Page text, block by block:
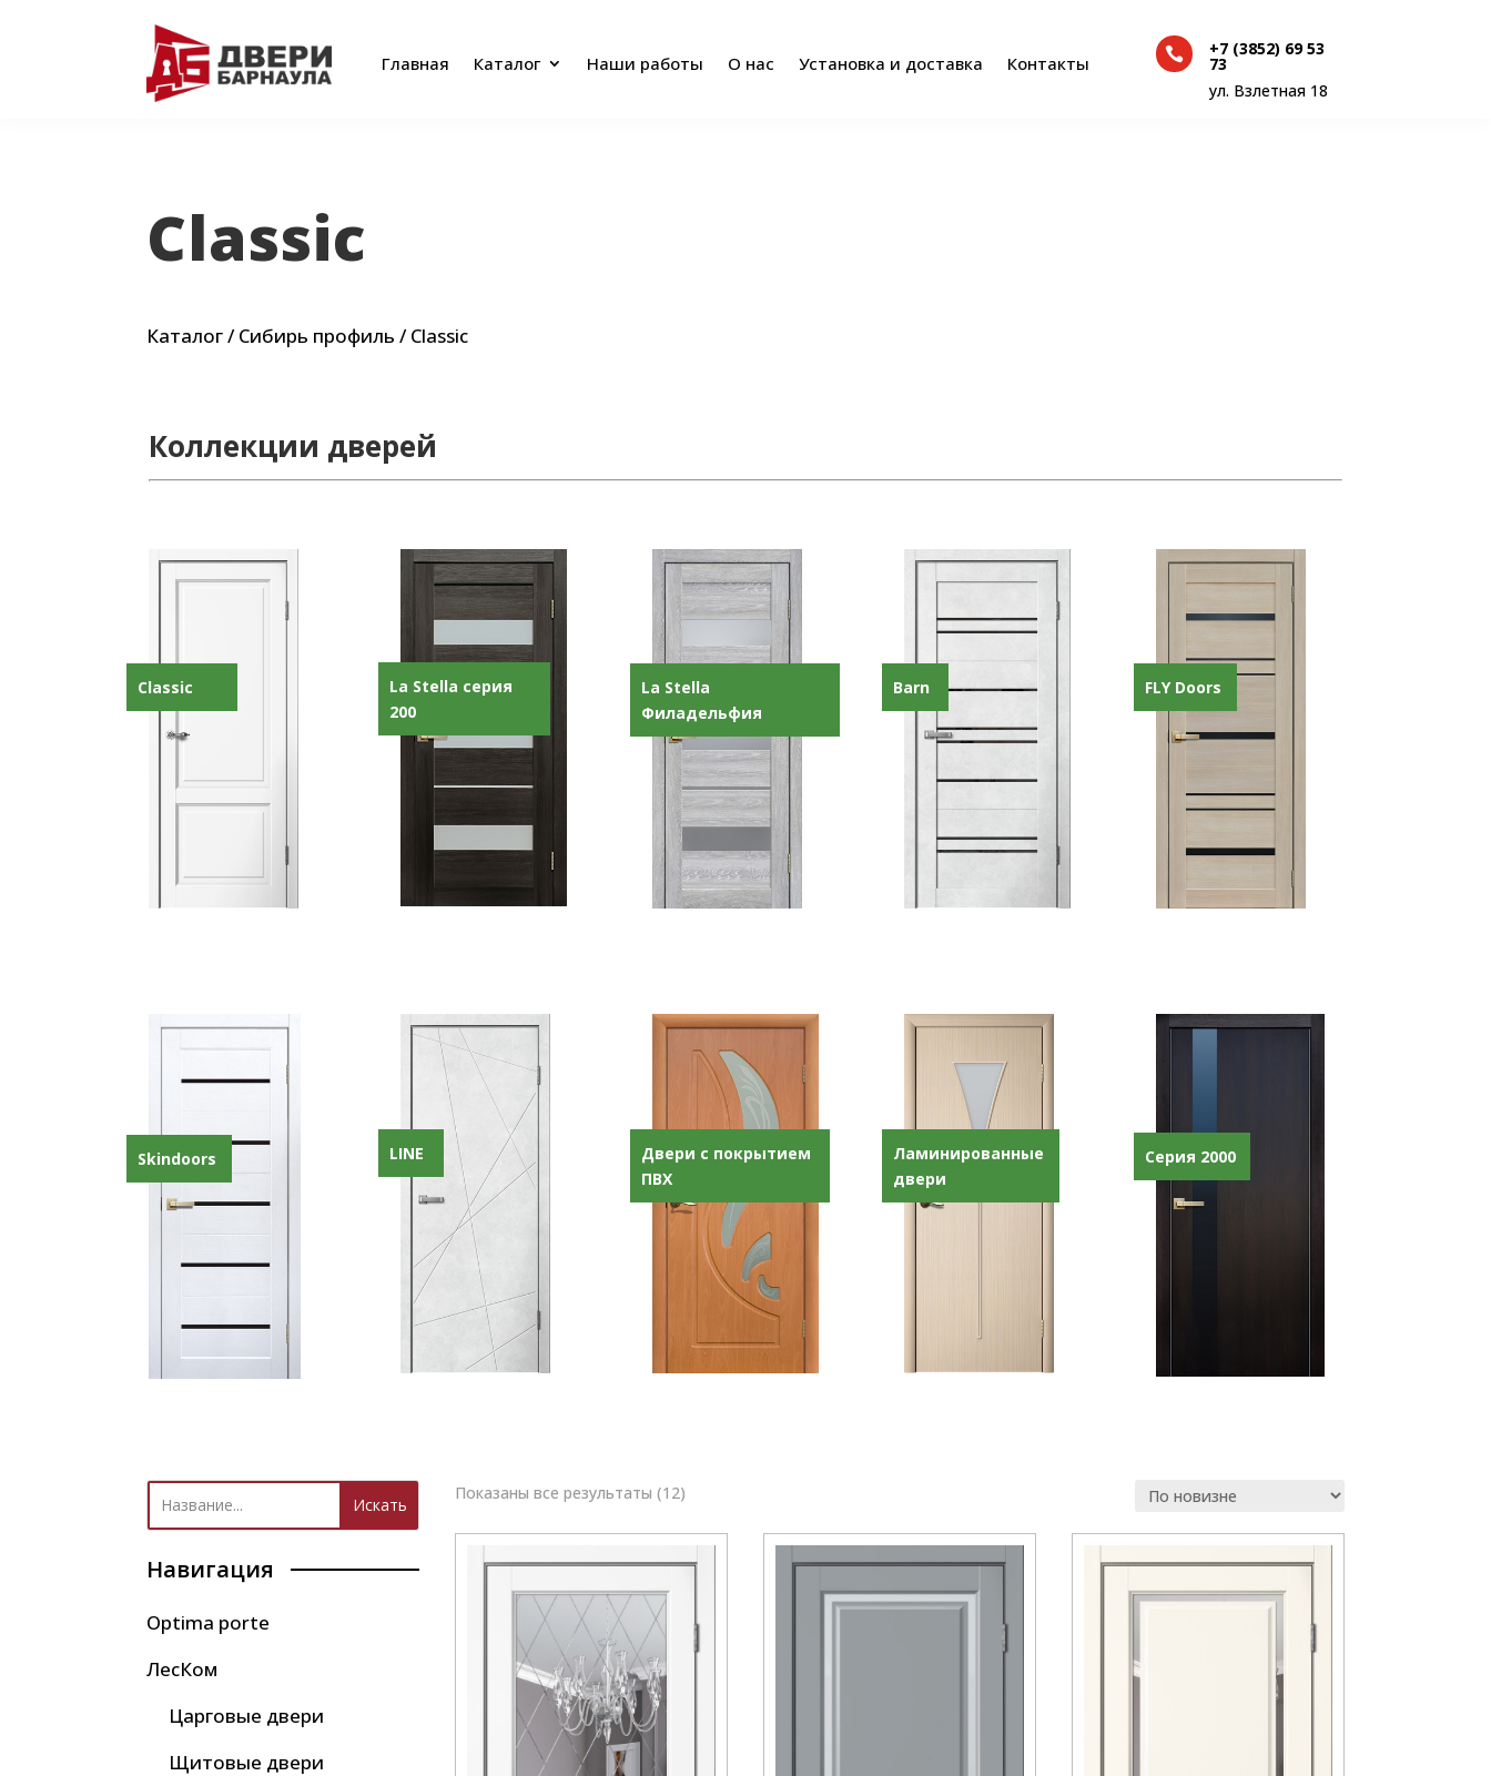
Главная Каталог Наши работы О нас Установка и доставка Контакты  +7 (3852) 69 53
73
ул. Взлетная 18
Наши работы 
73
Classic
Каталог/Сибирь профиль / Classic
Коллекции дверей
Classic
La Stella серия
200
La Stella
Филадельфия
Barn FLY Doors
Skindoors LINE
Двери с покрытием
ПВХ
Ламинированные
двери
Серия 2000
Навигация
Optima porte
ЛесКом
Царговые двери
Щитовые двери
Показаны все результаты (12)
недавние